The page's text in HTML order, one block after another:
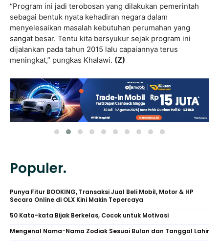
“Program ini jadi terobosan yang dilakukan pemerintah
sebagai bentuk nyata kehadiran negara dalam
menyelesaikan masalah kebutuhan perumahan yang
sangat besar. Tentu kita bersyukur sejak program ini
dijalankan pada tahun 2015 lalu capaiannya terus
meningkat,” pungkas Khalawi. (Z)
Populer.
Punya Fitur BOOKING, Transaksi Jual Beli Mobil, Motor & HP
Secara Online di OLX Kini Makin Tepercaya
50 Kata-kata Bijak Berkelas, Cocok untuk Motivasi
Mengenal Nama-Nama Zodiak Sesuai Bulan dan Tanggal Lahir